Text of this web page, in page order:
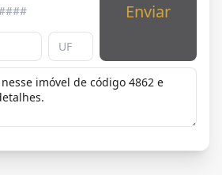
Enviar